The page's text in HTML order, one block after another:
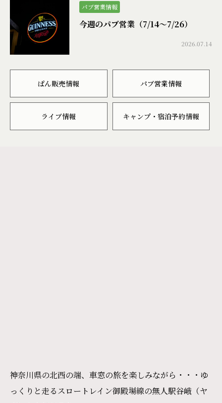
パブ営業情報
今週のパブ営業（7/14〜7/26）
2026.07.14
ぱん販売情報 パブ営業情報
ライブ情報 キャンプ・宿泊予約情報
神奈川県の北西の端、車窓の旅を楽しみながら・・・ゆ
っくりと走るスロートレイン御殿場線の無人駅谷峨（ヤ